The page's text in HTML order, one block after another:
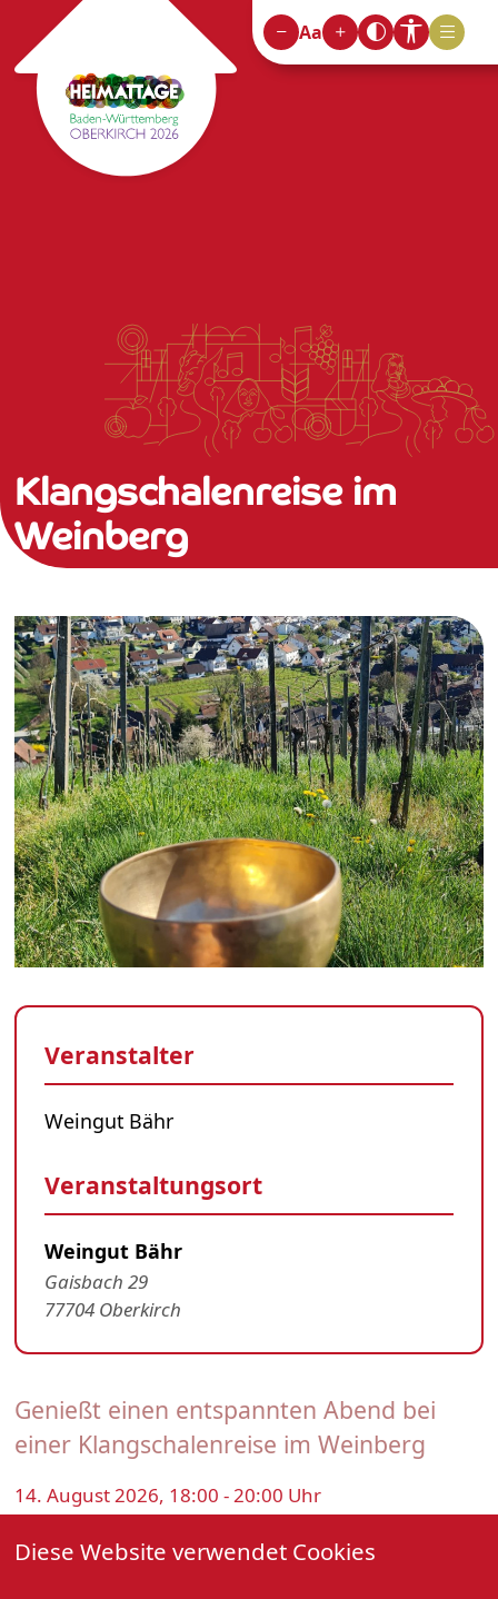
Diese Website verwendet Cookies
Aa
Klangschalenreise im
Weinberg
Genießt einen entspannten Abend bei
einer Klangschalenreise im Weinberg
14. August 2026, 18:00 - 20:00 Uhr
Weingut Bähr · Gaisbach 29 · 77704 Oberkirch
Veranstalter
Weingut Bähr
Veranstaltungsort
Weingut Bähr
Gaisbach 29
77704 Oberkirch